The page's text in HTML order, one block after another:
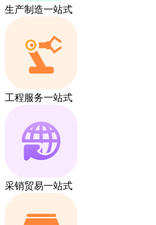
生产制造一站式
工程服务一站式
采销贸易一站式